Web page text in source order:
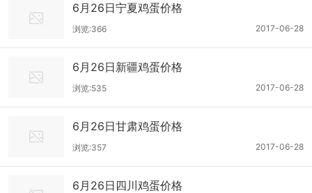
6月26日宁夏鸡蛋价格
2017-06-28
浏览:366
6月26日新疆鸡蛋价格
2017-06-28
浏览:535
6月26日甘肃鸡蛋价格
2017-06-28
浏览:357
6月26日四川鸡蛋价格